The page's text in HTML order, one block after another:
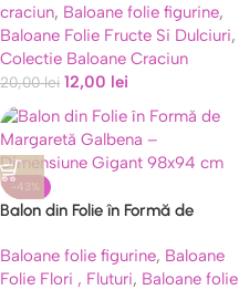
craciun, Baloane folie figurine,
Baloane Folie Fructe Si Dulciuri,
Colectie Baloane Craciun
20,00lei 12,00 lei
-43%
Balon din Folie în Formă de
Dimensiune Gigant 98×94 cm
Baloane folie figurine, Baloane
Folie Flori , Fluturi, Baloane folie